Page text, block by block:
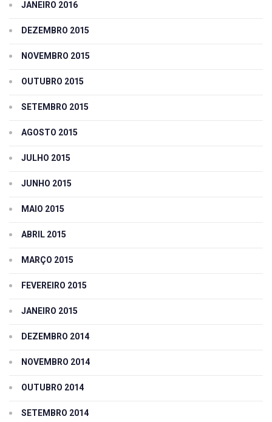
JANEIRO 2016
DEZEMBRO 2015
NOVEMBRO 2015
OUTUBRO 2015
SETEMBRO 2015
AGOSTO 2015
JULHO 2015
JUNHO 2015
MAIO 2015
ABRIL 2015
MARÇO 2015
FEVEREIRO 2015
JANEIRO 2015
DEZEMBRO 2014
NOVEMBRO 2014
OUTUBRO 2014
SETEMBRO 2014